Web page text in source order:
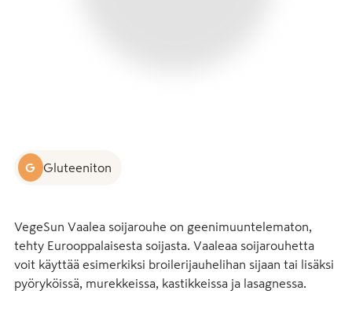
G Gluteeniton
VegeSun Vaalea soijarouhe on geenimuuntelematon,
tehty Eurooppalaisesta soijasta. Vaaleaa soijarouhetta
voit käyttää esimerkiksi broilerijauhelihan sijaan tai lisäksi
pyöryköissä, murekkeissa, kastikkeissa ja lasagnessa.